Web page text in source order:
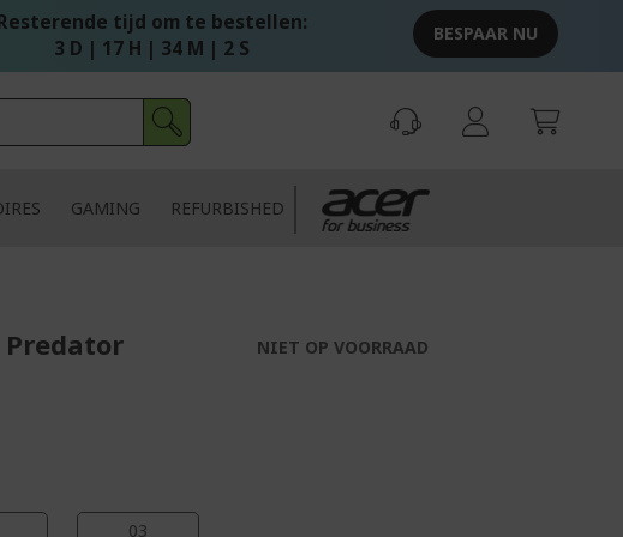
tijd om te bestellen:
3 D | 17 H | 34 M | 1 S
BESPAAR NU
GAMING REFURBISHED
02
NIET OP VOORRAAD